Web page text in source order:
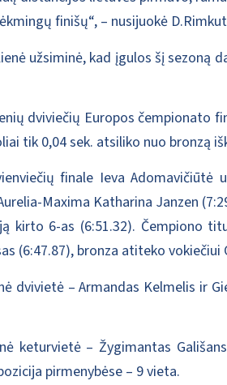
finišų“, – nusijuokė
užsiminė, kad įgulos šį sezoną
dviviečių Europos čempionato
tik 0,04 sek. atsiliko nuo bronzą
finale Ieva Adomavičiūtė
Maxima Katharina Janzen
kirto 6-as (6:51.32). Čempiono
(6:47.87), bronza atiteko vokiečiui
dvivietė – Armandas Kelmelis ir
keturvietė – Žygimantas
pirmenybėse – 9 vieta.